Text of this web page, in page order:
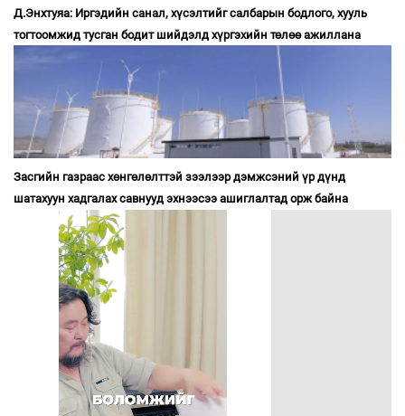
Д.Энхтуяа: Иргэдийн санал, хүсэлтийг салбарын бодлого, хууль
тогтоомжид тусган бодит шийдэлд хүргэхийн төлөө ажиллана
Засгийн газраас хөнгөлөлттэй зээлээр дэмжсэний үр дүнд
шатахуун хадгалах савнууд эхнээсээ ашиглалтад орж байна